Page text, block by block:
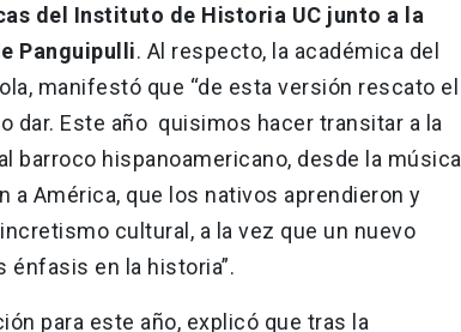
del Instituto de Historia UC junto a la
Panguipulli. Al respecto, la académica del
manifestó que “de esta versión rescato el
dar. Este año quisimos hacer transitar a la
barroco hispanoamericano, desde la música
América, que los nativos aprendieron y
cultural, a la vez que un nuevo
en la historia”.
para este año, explicó que tras la